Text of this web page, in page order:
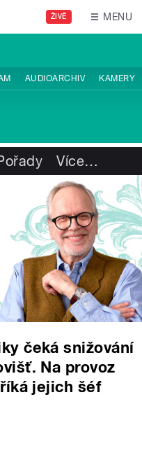
ŽIVĚ MENU
AUDIOARCHIV KAMERY
Více…
čeká snižování
Na provoz
jejich šéf